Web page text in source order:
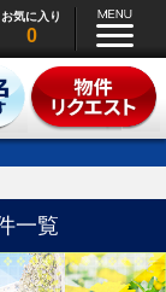
お気に入り
0
一覧